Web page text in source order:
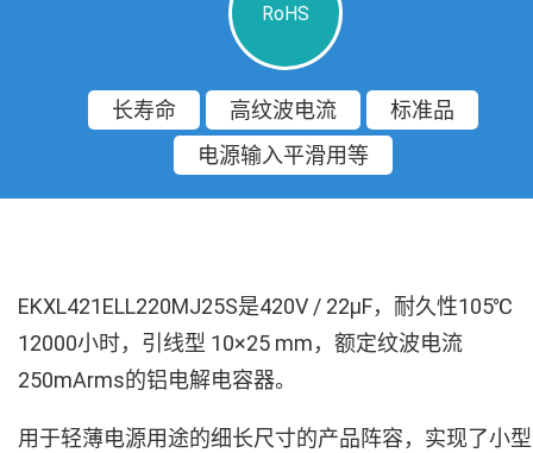
RoHS
长寿命 高纹波电流
标准品
电源输入平滑用等
EKXL421ELL220MJ25S是420V / 22µF，耐久性105℃
12000小时，引线型 10×25 mm，额定纹波电流
250mArms的铝电解电容器。
用于轻薄电源用途的细长尺寸的产品阵容，实现了小